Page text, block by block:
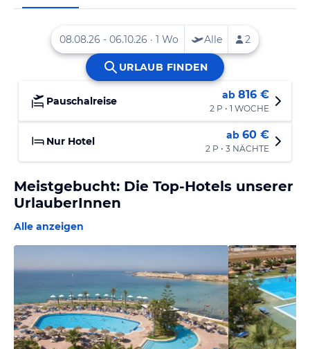
Pauschalreise ab 816 €
2 P • 1 WOCHE
Nur Hotel ab 60 €
2 P • 3 NÄCHTE
Meistgebucht: Die Top-Hotels unserer
UrlauberInnen
Alle anzeigen